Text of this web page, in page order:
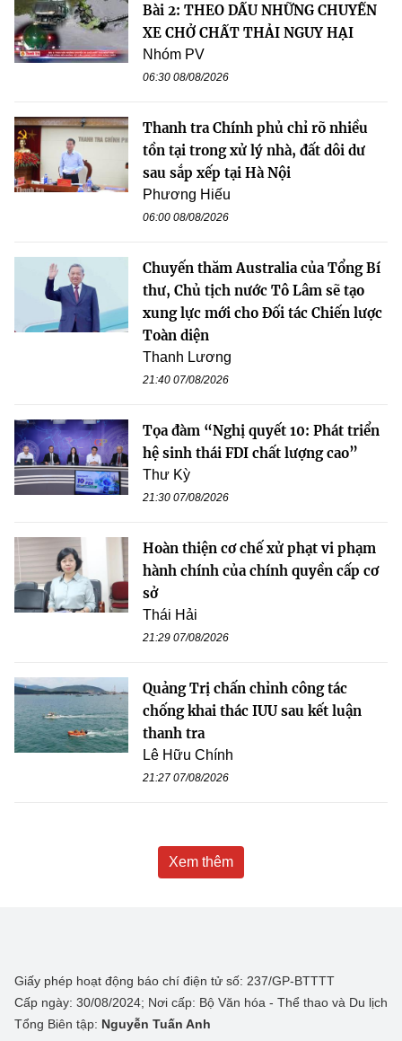
Bài 2: THEO DẤU NHỮNG CHUYẾN
XE CHỞ CHẤT THẢI NGUY HẠI
Nhóm PV
06:30 08/08/2026
Thanh tra Chính phủ chỉ rõ nhiều
tồn tại trong xử lý nhà, đất dôi dư
sau sắp xếp tại Hà Nội
Phương Hiếu
06:00 08/08/2026
Chuyến thăm Australia của Tổng Bí
thư, Chủ tịch nước Tô Lâm sẽ tạo
xung lực mới cho Đối tác Chiến lược
Toàn diện
Thanh Lương
21:40 07/08/2026
Tọa đàm “Nghị quyết 10: Phát triển
hệ sinh thái FDI chất lượng cao”
Thư Kỳ
21:30 07/08/2026
Hoàn thiện cơ chế xử phạt vi phạm
hành chính của chính quyền cấp cơ
sở
Thái Hải
21:29 07/08/2026
Quảng Trị chấn chỉnh công tác
chống khai thác IUU sau kết luận
thanh tra
Lê Hữu Chính
21:27 07/08/2026
Xem thêm
Giấy phép hoạt động báo chí điện tử số: 237/GP-BTTTT
Cấp ngày: 30/08/2024; Nơi cấp: Bộ Văn hóa - Thể thao và Du lịch
Tổng Biên tập: Nguyễn Tuấn Anh